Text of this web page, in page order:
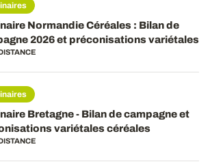
Normandie Céréales : Bilan de
2026 et préconisations variétales
Bretagne - Bilan de campagne et
variétales céréales